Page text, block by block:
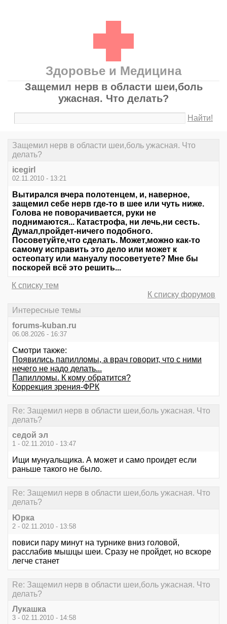
Здоровье и Медицина
Защемил нерв в области шеи,боль
ужасная. Что делать?
Найти!
Защемил нерв в области шеи,боль ужасная. Что
делать?
icegirl
02.11.2010 - 13:21
Вытирался вчера полотенцем, и, наверное,
защемил себе нерв где-то в шее или чуть ниже.
Голова не поворачивается, руки не
поднимаются... Катастрофа, ни лечь,ни сесть.
Думал,пройдет-ничего подобного.
Посоветуйте,что сделать. Может,можно как-то
самому исправить это дело или может к
остеопату или мануалу посоветуете? Мне бы
поскорей всё это решить...
К списку тем
К списку форумов
Интересные темы
forums-kuban.ru
06.08.2026 - 16:37
Смотри также:
Появились папилломы, а врач говорит, что с ними
нечего не надо делать...
Папилломы. К кому обратится?
Коррекция зрения-ФРК
Re: Защемил нерв в области шеи,боль ужасная. Что
делать?
седой эл
1 - 02.11.2010 - 13:47
Ищи мунуальщика. А может и само проидет если
раньше такого не было.
Re: Защемил нерв в области шеи,боль ужасная. Что
делать?
Юрка
2 - 02.11.2010 - 13:58
повиси пару минут на турнике вниз головой,
расслабив мышцы шеи. Сразу не пройдет, но вскоре
легче станет
Re: Защемил нерв в области шеи,боль ужасная. Что
делать?
Лукашка
3 - 02.11.2010 - 14:58